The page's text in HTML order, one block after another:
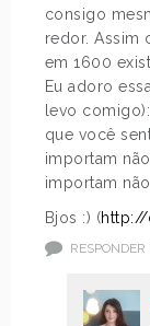
consigo
redor. Assim
em 1600
Eu adoro
levo
que você
importam
importam
Bjos :) (